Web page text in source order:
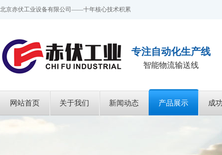
北京赤伏工业设备有限公司——十年核心技术积累
专注自动化生产线
智能物流输送线
网站首页 关于我们 新闻动态 产品展示 成